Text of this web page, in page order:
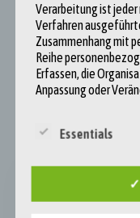
Der Einfluss der
Gesellschaft
Hinweis zur
Verarbeitung ist
Verfahren
Zusammenhang mit
Reihe
Erfassen, die
Anpassung oder
die Verknüpfung
d) Einschränkung der
Die Einschränkung
Essentials
✓